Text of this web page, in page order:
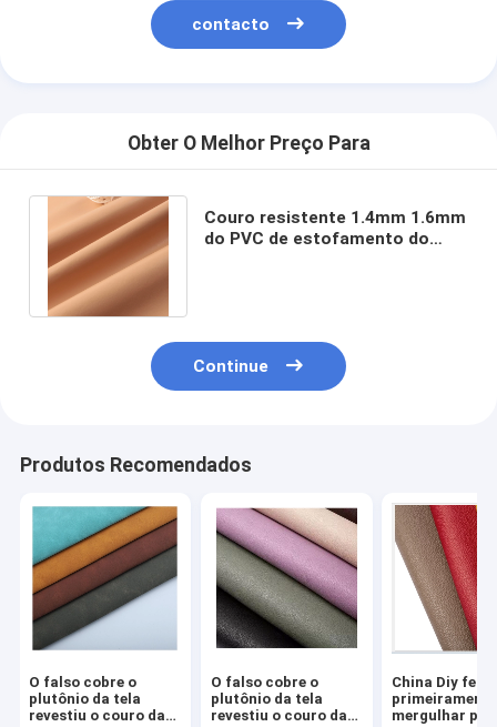
contacto
Obter O Melhor Preço Para
Couro resistente 1.4mm 1.6mm
do PVC de estofamento do
Continue
Produtos Recomendados
O falso cobre o
plutônio da tela
revestiu o couro da
O falso cobre o
plutônio da tela
revestiu o couro da
China Diy
mergulhar